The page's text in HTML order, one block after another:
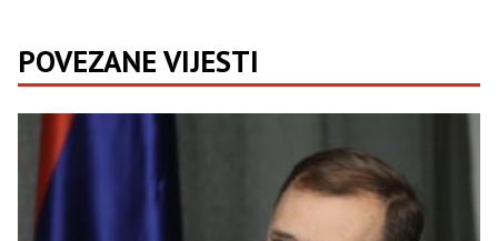
POVEZANE VIJESTI